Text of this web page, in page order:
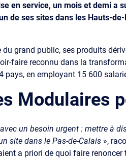
en service, un mois et demi
de ses sites dans les Hauts-
du grand public, ses produits
faire reconnu dans la
pays, en employant 15 600
Modulaires
un besoin urgent : mettre à
site dans le Pas-de-Calais »,
a priori de quoi faire